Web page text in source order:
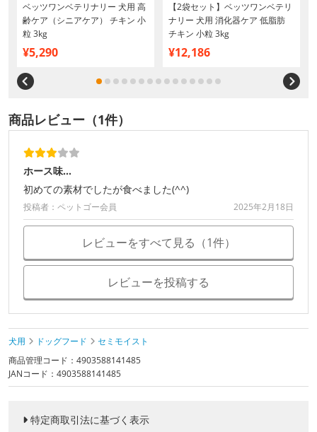
ベッツワンベテリナリー 犬用 高
齢ケア（シニアケア） チキン 小
粒 3kg
¥5,290
【2袋セット】ベッツワンベテリ
ナリー 犬用 消化器ケア 低脂肪
チキン 小粒 3kg
¥12,186
商品レビュー（1件）
ホース味…
初めての素材でしたが食べました(^^)
投稿者：ペットゴー会員 2025年2月18日
レビューをすべて見る（1件）
レビューを投稿する
犬用 ドッグフード
セミモイスト
商品管理コード：4903588141485
JANコード：4903588141485
特定商取引法に基づく表示